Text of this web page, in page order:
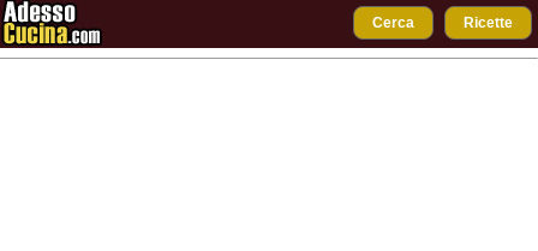
Cerca Ricette